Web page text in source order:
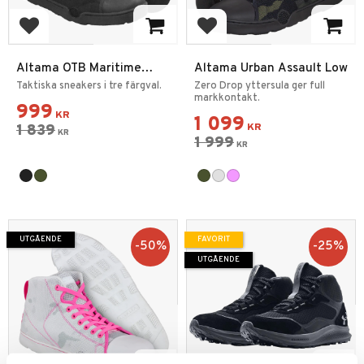
Lägg till i favoriter
Altama OTB Maritime
Assault Mid
Taktiska sneakers i tre färgval.
999 KR
1 839 KR
Lägg till i favoriter
Altama Urban Assault Low
Zero Drop yttersula ger full
markkontakt.
1 099 KR
1 999 KR
50%
UTGÅENDE 25%
FAVORIT
UTGÅENDE